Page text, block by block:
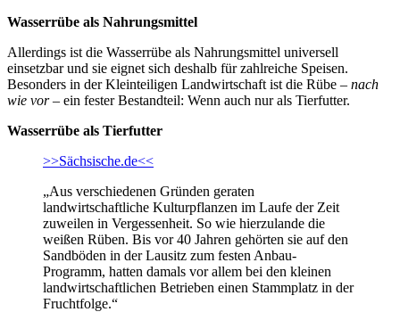
Wasserrübe als Nahrungsmittel
Allerdings ist die Wasserrübe als Nahrungsmittel universell
einsetzbar und sie eignet sich deshalb für zahlreiche Speisen.
Besonders in der Kleinteiligen Landwirtschaft ist die Rübe – nach
wie vor– ein fester Bestandteil: Wenn auch nur als Tierfutter.
Wasserrübe als Tierfutter
>>Sächsische.de<<
„Aus verschiedenen Gründen geraten
landwirtschaftliche Kulturpflanzen im Laufe der Zeit
zuweilen in Vergessenheit. So wie hierzulande die
weißen Rüben. Bis vor 40 Jahren gehörten sie auf den
Sandböden in der Lausitz zum festen Anbau-
Programm, hatten damals vor allem bei den kleinen
landwirtschaftlichen Betrieben einen Stammplatz in der
Fruchtfolge.“